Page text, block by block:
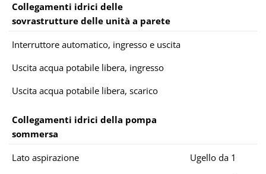
Collegamenti idrici delle
sovrastrutture delle unità a parete
Interruttore automatico, ingresso e uscita
Uscita acqua potabile libera, ingresso
Uscita acqua potabile libera, scarico
Collegamenti idrici della pompa
sommersa
Lato aspirazione
Ugello da 1